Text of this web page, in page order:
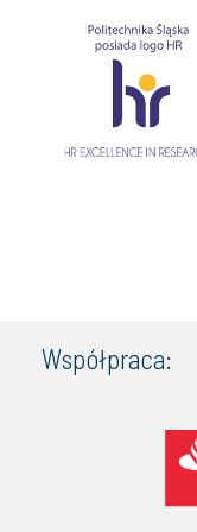
Współpraca: